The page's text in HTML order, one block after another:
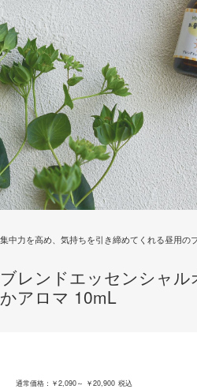
集中力を高め、気持ちを引き締めてくれる昼用のブ
ブレンドエッセンシャ
かアロマ 10mL
通常価格： ￥2,090～ ￥20,900 税込